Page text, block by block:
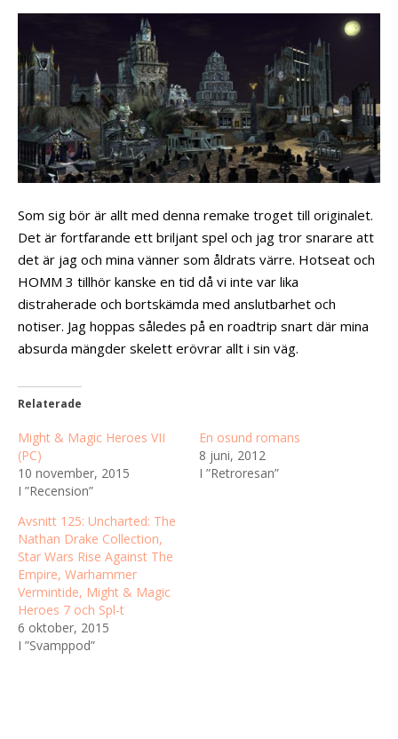
Som sig bör är allt med denna remake troget till originalet.
Det är fortfarande ett briljant spel och jag tror snarare att
det är jag och mina vänner som åldrats värre. Hotseat och
HOMM 3 tillhör kanske en tid då vi inte var lika
distraherade och bortskämda med anslutbarhet och
notiser. Jag hoppas således på en roadtrip snart där mina
absurda mängder skelett erövrar allt i sin väg.
Relaterade
Might & Magic Heroes VII
(PC)
10 november, 2015
I ”Recension”
En osund romans
8 juni, 2012
I ”Retroresan”
Avsnitt 125: Uncharted: The
Nathan Drake Collection,
Star Wars Rise Against The
Empire, Warhammer
Vermintide, Might & Magic
Heroes 7 och Spl-t
6 oktober, 2015
I ”Svamppod”